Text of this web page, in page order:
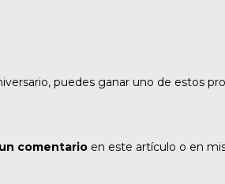
puedes ganar uno de estos
comentario en este artículo o en